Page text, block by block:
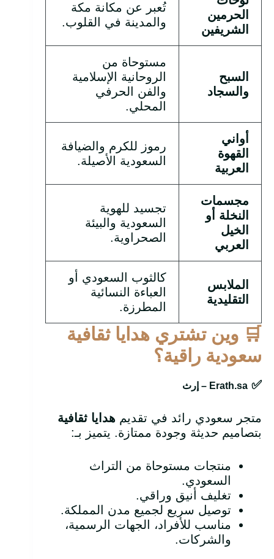
الحرمين
الشريفين
تُعبر عن مكانة مكة
والمدينة في القلوب.
السبح
والسجاد
مستوحاة من
الروحانية الإسلامية
والفن الحرفي
المحلي.
أواني
القهوة
العربية
رموز للكرم والضيافة
السعودية الأصيلة.
مجسمات
النخلة أو
الخيل
العربي
تجسيد للهوية
السعودية والبيئة
الصحراوية.
الملابس
التقليدية
كالثوب السعودي أو
العباءة النسائية
المطرزة.
🛒 وين تشتري هدايا ثقافية
سعودية راقية؟
✅
Erath.sa – إرث
متجر سعودي رائد في تقديم هدايا ثقافية
بتصاميم حديثة وجودة ممتازة. يتميز بـ:
منتجات مستوحاة من التراث
السعودي.
تغليف أنيق وراقي.
توصيل سريع لجميع مدن المملكة.
مناسب للأفراد، الجهات الرسمية،
والشركات.